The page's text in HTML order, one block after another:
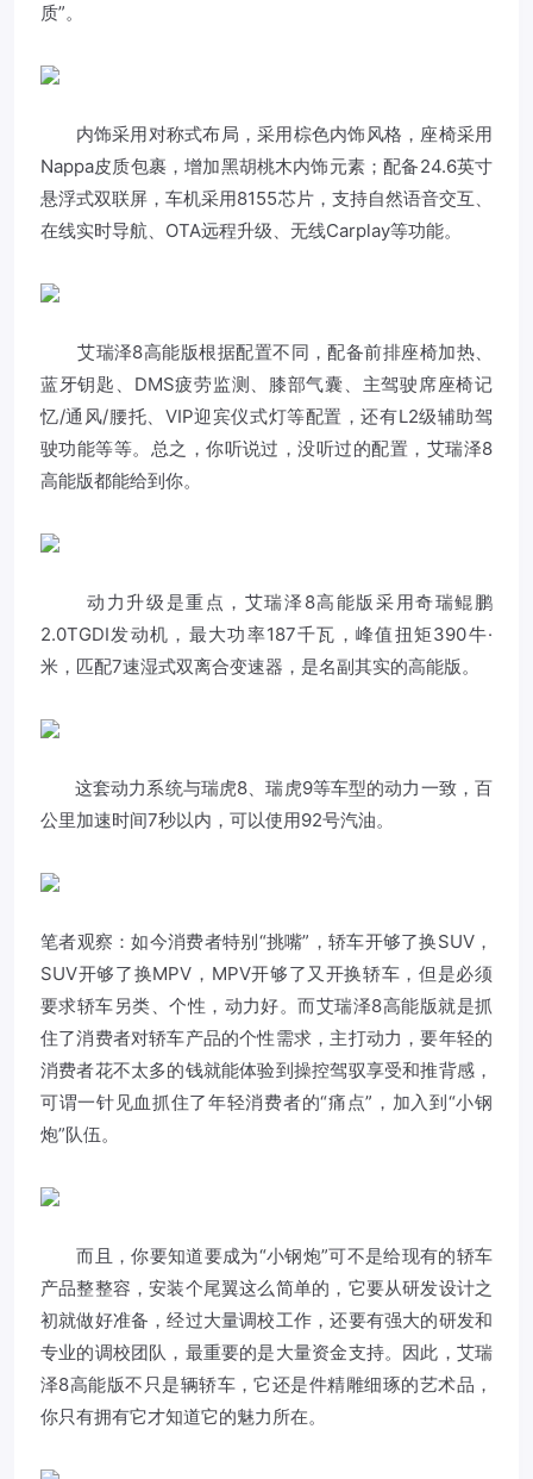
质”。
内饰采用对称式布局，采用棕色内饰风格，座椅采用
Nappa皮质包裹，增加黑胡桃木内饰元素；配备24.6英寸
悬浮式双联屏，车机采用8155芯片，支持自然语音交互、
在线实时导航、OTA远程升级、无线Carplay等功能。
艾瑞泽8高能版根据配置不同，配备前排座椅加热、
蓝牙钥匙、DMS疲劳监测、膝部气囊、主驾驶席座椅记
忆/通风/腰托、VIP迎宾仪式灯等配置，还有L2级辅助驾
驶功能等等。总之，你听说过，没听过的配置，艾瑞泽8
高能版都能给到你。
动力升级是重点，艾瑞泽8高能版采用奇瑞鲲鹏
2.0TGDI发动机，最大功率187千瓦，峰值扭矩390牛·
米，匹配7速湿式双离合变速器，是名副其实的高能版。
这套动力系统与瑞虎8、瑞虎9等车型的动力一致，百
公里加速时间7秒以内，可以使用92号汽油。
笔者观察：如今消费者特别“挑嘴”，轿车开够了换SUV，
SUV开够了换MPV，MPV开够了又开换轿车，但是必须
要求轿车另类、个性，动力好。而艾瑞泽8高能版就是抓
住了消费者对轿车产品的个性需求，主打动力，要年轻的
消费者花不太多的钱就能体验到操控驾驭享受和推背感，
可谓一针见血抓住了年轻消费者的“痛点”，加入到“小钢
炮”队伍。
而且，你要知道要成为“小钢炮”可不是给现有的轿车
产品整整容，安装个尾翼这么简单的，它要从研发设计之
初就做好准备，经过大量调校工作，还要有强大的研发和
专业的调校团队，最重要的是大量资金支持。因此，艾瑞
泽8高能版不只是辆轿车，它还是件精雕细琢的艺术品，
你只有拥有它才知道它的魅力所在。